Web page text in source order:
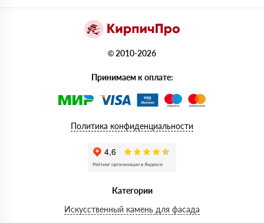
© 2010-2026
Принимаем к оплате:
Политика конфиденциальности
Категории
Искусственный камень для фасада